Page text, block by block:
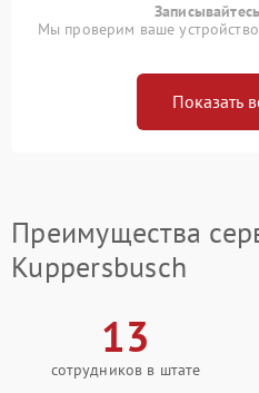
Мы проверим ваше
Показать
Преимущества
Kuppersbusch
13
сотрудников в штате